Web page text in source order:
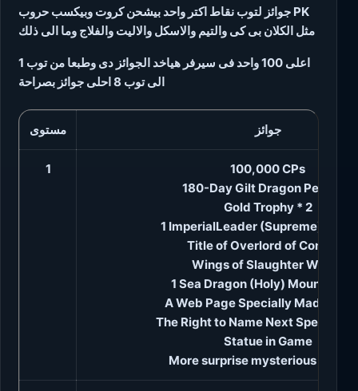
جوائز لتوب نقاط اكتر واحد بيشحن كروت وبيكسب حروب PK
مثل الكلان بى كى والتيم والاسكل والاليت والفلاج وما الى ذلك
اعلى 100 واحد فى سيرفر هياخد الجوائز دى وطبعا من توب 1
الى توب 8 احلى جوائز بصراحة
مستوى جوائز
1
100,000 CPs
180-Day Gilt Dragon Pendant
Gold Trophy * 2
1 ImperialLeader (Supreme)
Title of Overlord of Conquer
Wings of Slaughter Wings
1 Sea Dragon (Holy) Mount
A Web Page Specially Made for
The Right to Name Next Special
Statue in Game
More surprise mysterious